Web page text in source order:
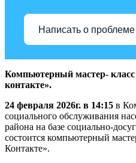
Написать о проблеме
Компьютерный мастер-
контакте».
24 февраля 2026г. в 14:15 в
социального обслуживания
района на базе социально-
состоится компьютерный
Контакте».